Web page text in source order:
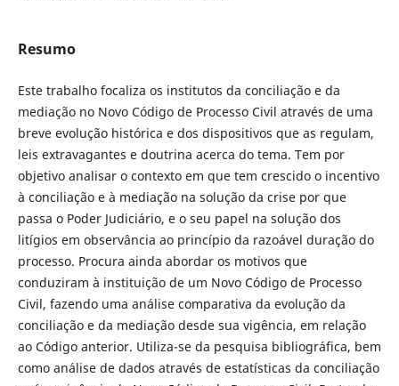
Resumo
Este trabalho focaliza os institutos da conciliação e da
mediação no Novo Código de Processo Civil através de uma
breve evolução histórica e dos dispositivos que as regulam,
leis extravagantes e doutrina acerca do tema. Tem por
objetivo analisar o contexto em que tem crescido o incentivo
à conciliação e à mediação na solução da crise por que
passa o Poder Judiciário, e o seu papel na solução dos
litígios em observância ao princípio da razoável duração do
processo. Procura ainda abordar os motivos que
conduziram à instituição de um Novo Código de Processo
Civil, fazendo uma análise comparativa da evolução da
conciliação e da mediação desde sua vigência, em relação
ao Código anterior. Utiliza-se da pesquisa bibliográfica, bem
como análise de dados através de estatísticas da conciliação